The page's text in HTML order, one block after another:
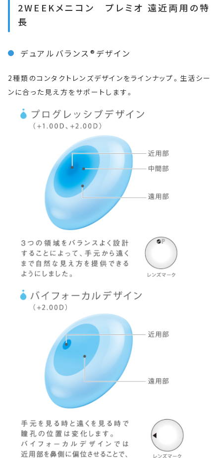
2WEEKメニコン プレミオ 遠近両用の特
長
デュアルバランス®デザイン
2種類のコンタクトレンズデザインをラインナップ。生活シー
ンに合った見え方をサポートします。